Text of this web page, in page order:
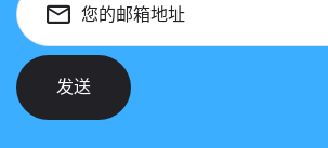
您的邮箱地址
发送